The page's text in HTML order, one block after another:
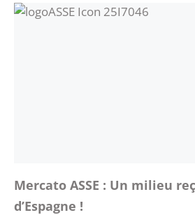
Mercato ASSE : Un milieu
d’Espagne !